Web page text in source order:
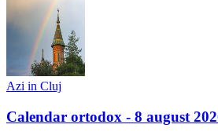
Azi in Cluj
Calendar ortodox - 8 august